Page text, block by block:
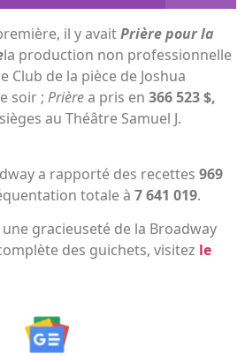
il y avaitPrière pour la
la production non professionnelle
Club de la pièce de Joshua
soir ; Prièrea pris en 366 523 $,
au Théâtre Samuel J.
a rapporté des recettes 969
totale à 7 641 019.
gracieuseté de la Broadway
des guichets, visitez le